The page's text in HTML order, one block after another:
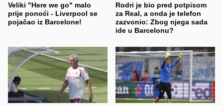
Veliki "Here we go" malo
prije ponoći - Liverpool se
pojačao iz Barcelone!
Rodri je bio pred potpisom
za Real, a onda je telefon
zazvonio: Zbog njega sada
ide u Barcelonu?